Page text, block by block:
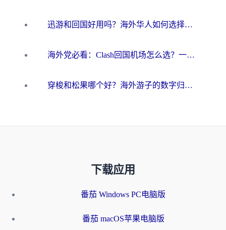
迅游和回国好用吗？海外华人如何选择靠谱的回国加速器
海外党必看：Clash回国机场怎么选？一篇搞定无缝访问国内资源的全攻略
穿梭和松果哪个好？海外游子的数字归乡路，到底该怎么选
下载应用
番茄 Windows PC电脑版
番茄 macOS苹果电脑版